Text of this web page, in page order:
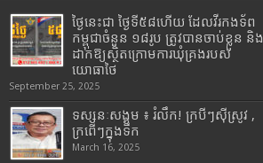
ថ្ងៃនេះជា ថ្ងៃទី៥៨ហើយ ដែលវីរកងទ័ព
កម្ពុជាចំនួន ១៨រូប ត្រូវបានចាប់ខ្លួន និង
ដាក់ឱ្យស្ថិតក្រោមការឃុំគ្រងរបស់
យោធាថៃ
September 25, 2025
ទស្សនៈសង្គម ៖ រំលឹក! ក្របីៗស៊ីស្រូវ ,
ក្រពើៗក្នុងទឹក
March 16, 2025